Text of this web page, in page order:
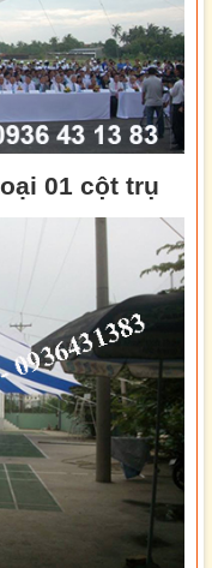
01 cột trụ